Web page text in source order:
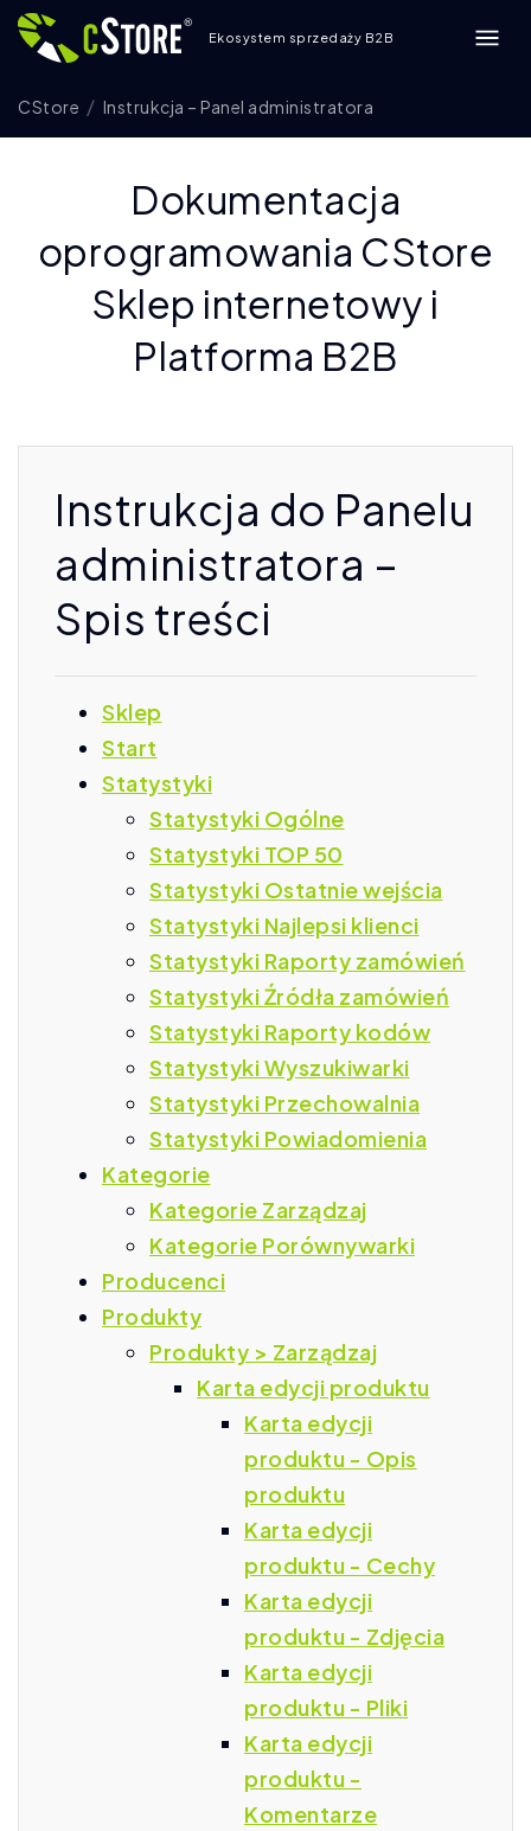
Ekosystem sprzedaży B2B
CStore Instrukcja – Panel administratora
Dokumentacja
oprogramowania CStore
Sklep internetowy i
Platforma B2B
Instrukcja do Panelu
administratora –
Spis treści
Sklep
Start
Statystyki
Statystyki Ogólne
Statystyki TOP 50
Statystyki Ostatnie wejścia
Statystyki Najlepsi klienci
Statystyki Raporty zamówień
Statystyki Źródła zamówień
Statystyki Raporty kodów
Statystyki Wyszukiwarki
Statystyki Przechowalnia
Statystyki Powiadomienia
Kategorie
Kategorie Zarządzaj
Kategorie Porównywarki
Producenci
Produkty
Produkty > Zarządzaj
Karta edycji produktu
Karta edycji
produktu - Opis
produktu
Karta edycji
produktu - Cechy
Karta edycji
produktu - Zdjęcia
Karta edycji
produktu - Pliki
Karta edycji
produktu -
Komentarze